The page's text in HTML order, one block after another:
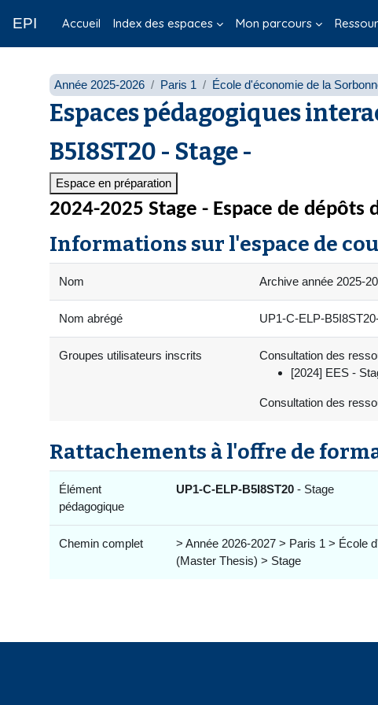
EPI Accueil Index des espaces Mon parcours
Année 2025-2026 Paris 1 École d'économie de la
Espaces pédagogiques
B5I8ST20 - Stage -
Espace en préparation
2024-2025 Stage - Espace de
Informations sur l'espace de
Nom Archive année 2025-
Nom abrégé UP1-C-ELP-
Groupes utilisateurs inscrits
Consultation des
[2024] EES -
Consultation des
Rattachements à l'offre de
Élément
pédagogique
UP1-C-ELP-B5I8ST20 - Stage
Chemin complet
> Année 2026-2027 > Paris 1 > École
(Master Thesis) > Stage